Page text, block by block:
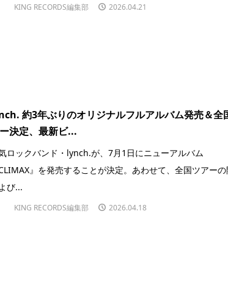
KING RECORDS編集部 2026.04.21
約3年ぶりのオリジナルフルアルバム発売＆全
決定、最新ビ...
ロックバンド・lynch.が、7月1日にニューアルバム
CLIMAX』を発売することが決定。あわせて、全国ツアー
び...
KING RECORDS編集部 2026.04.18